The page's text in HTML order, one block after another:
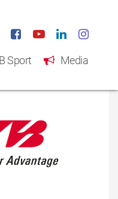
Sport Media